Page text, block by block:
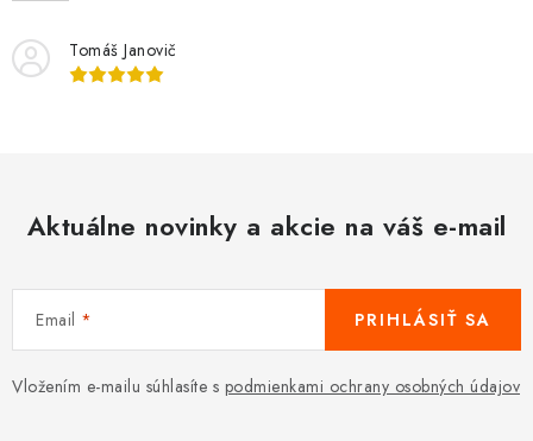
Tomáš Janovič
Aktuálne novinky a akcie na váš e-mail
Email
Vložením e-mailu súhlasíte s podmienkami ochrany osobných údajov
PRIHLÁSIŤ SA